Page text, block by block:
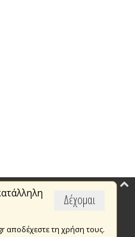
Δέχομαι
αποδέχεστε τη χρήση τους.